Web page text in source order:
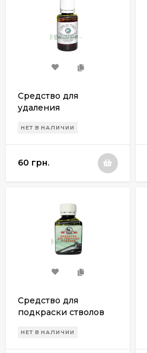
Средство для
удаления
Ружес
НЕТ В НАЛИЧИИ
60 грн.
Средство для
подкраски стволов
НЕТ В НАЛИЧИИ